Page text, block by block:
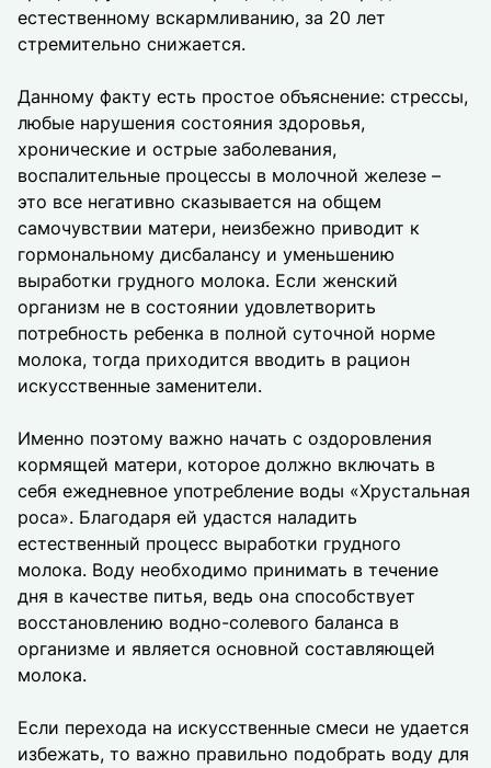
естественному вскармливанию, за 20 лет
стремительно снижается.
Данному факту есть простое объяснение: стрессы,
любые нарушения состояния здоровья,
хронические и острые заболевания,
воспалительные процессы в молочной железе –
это все негативно сказывается на общем
самочувствии матери, неизбежно приводит к
гормональному дисбалансу и уменьшению
выработки грудного молока. Если женский
организм не в состоянии удовлетворить
потребность ребенка в полной суточной норме
молока, тогда приходится вводить в рацион
искусственные заменители.
Именно поэтому важно начать с оздоровления
кормящей матери, которое должно включать в
себя ежедневное употребление воды «Хрустальная
роса». Благодаря ей удастся наладить
естественный процесс выработки грудного
молока. Воду необходимо принимать в течение
дня в качестве питья, ведь она способствует
восстановлению водно-солевого баланса в
организме и является основной составляющей
молока.
Если перехода на искусственные смеси не удается
избежать, то важно правильно подобрать воду для